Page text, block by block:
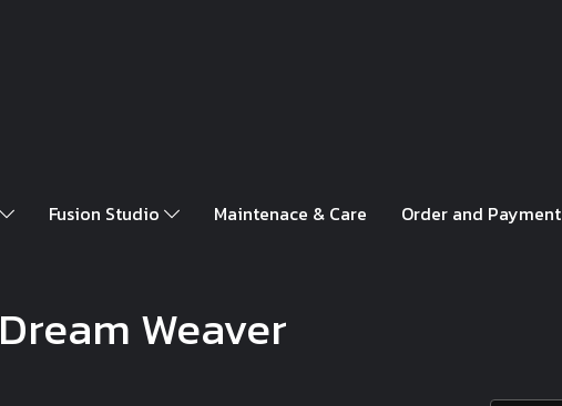
Fusion Studio Maintenace & Care Order and Payment
Dream Weaver